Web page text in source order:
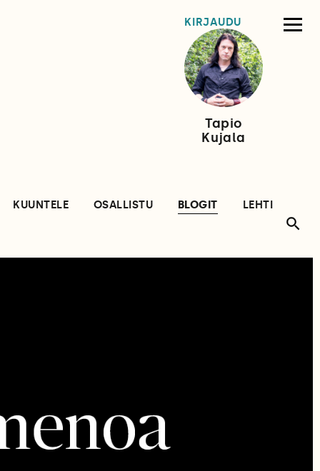
KIRJAUDU
KUUNTELE OSALLISTU BLOGIT LEHTI
Tapio
Kujala